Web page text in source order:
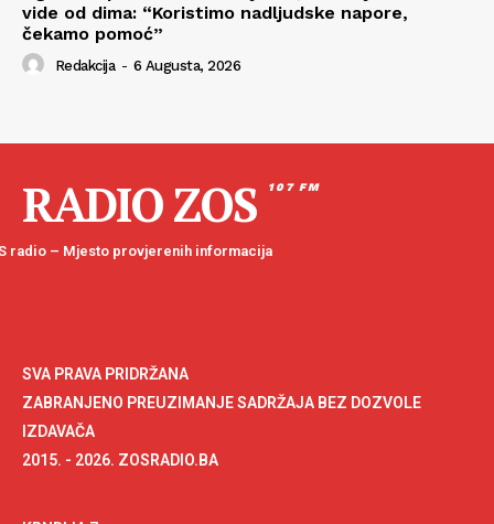
vide od dima: “Koristimo nadljudske napore,
čekamo pomoć”
Redakcija - 6 Augusta, 2026
RADIO ZOS 107 FM
radio – Mjesto provjerenih informacija
SVA PRAVA PRIDRŽANA
ZABRANJENO PREUZIMANJE SADRŽAJA BEZ DOZVOLE
IZDAVAČA
2015. - 2026. ZOSRADIO.BA